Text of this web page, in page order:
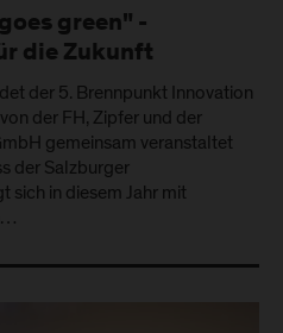
green" -
die Zukunft
der 5. Brennpunkt Innovation
der FH, Zipfer und der
gemeinsam veranstaltet
der Salzburger
sich in diesem Jahr mit